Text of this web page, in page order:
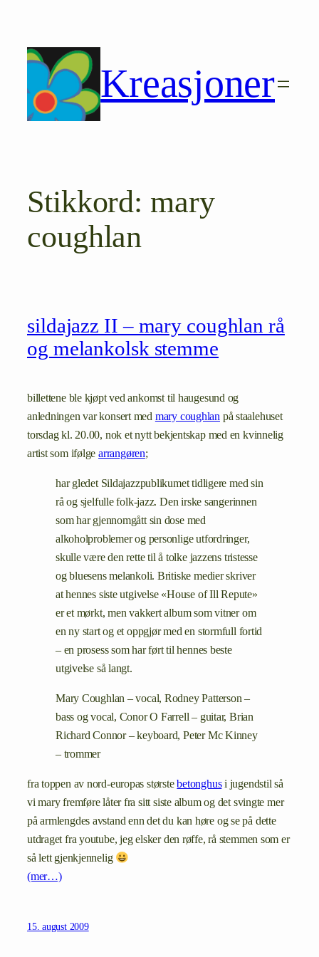
innhold
Kreasjoner
Stikkord: mary
coughlan
sildajazz II – mary coughlan rå
og melankolsk stemme
billettene ble kjøpt ved ankomst til haugesund og
anledningen var konsert med mary coughlan på staalehuset
torsdag kl. 20.00, nok et nytt bekjentskap med en kvinnelig
artist som ifølgearrangøren;
har gledet Sildajazzpublikumet tidligere med sin
rå og sjelfulle folk-jazz. Den irske sangerinnen
som har gjennomgått sin dose med
alkoholproblemer og personlige utfordringer,
skulle være den rette til å tolke jazzens tristesse
og bluesens melankoli. Britiske medier skriver
at hennes siste utgivelse «House of Ill Repute»
er et mørkt, men vakkert album som vitner om
en ny start og et oppgjør med en stormfull fortid
– en prosess som har ført til hennes beste
utgivelse så langt.
Mary Coughlan – vocal, Rodney Patterson –
bass og vocal, Conor O Farrell – guitar, Brian
Richard Connor – keyboard, Peter Mc Kinney
– trommer
fra toppen av nord-europas størstebetonghusi jugendstil så
vi mary fremføre låter fra sitt siste album og det svingte mer
på armlengdes avstand enn det du kan høre og se på dette
utdraget fra youtube, jeg elsker den røffe, rå stemmen som er
så lett gjenkjennelig
(mer…)
15. august 2009